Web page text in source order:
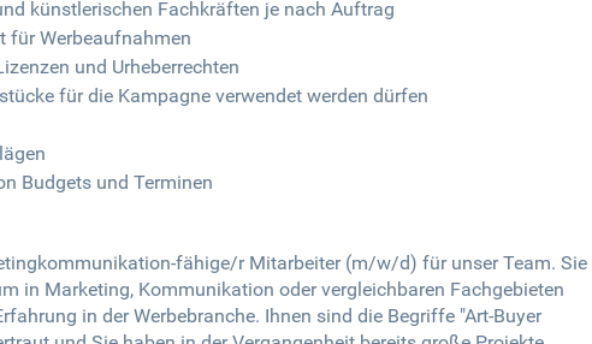
künstlerischen Fachkräften je nach Auftrag
für Werbeaufnahmen
und Urheberrechten
für die Kampagne verwendet werden dürfen
Budgets und Terminen
fähige/r Mitarbeiter (m/w/d) für unser Team. Sie
in Marketing, Kommunikation oder vergleichbaren Fachgebieten
in der Werbebranche. Ihnen sind die Begriffe "Art-Buyer